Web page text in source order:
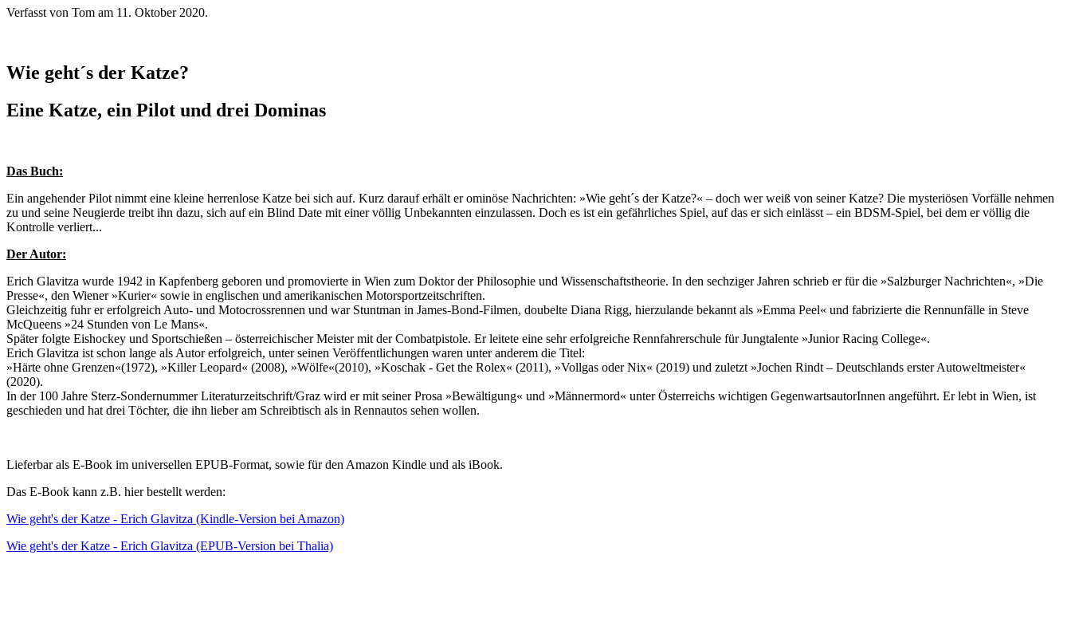
Verfasst von Tom am 11. Oktober 2020.
Wie geht´s der Katze?
Eine Katze, ein Pilot und drei Dominas
Das Buch:
Ein angehender Pilot nimmt eine kleine herrenlose Katze bei sich auf. Kurz darauf erhält er ominöse Nachrichten: »Wie geht´s der Katze?« – doch wer weiß von seiner Katze? Die mysteriösen Vorfälle nehmen
zu und seine Neugierde treibt ihn dazu, sich auf ein Blind Date mit einer völlig Unbekannten einzulassen. Doch es ist ein gefährliches Spiel, auf das er sich einlässt – ein BDSM-Spiel, bei dem er völlig die
Kontrolle verliert...
Der Autor:
Erich Glavitza wurde 1942 in Kapfenberg geboren und promovierte in Wien zum Doktor der Philosophie und Wissenschaftstheorie. In den sechziger Jahren schrieb er für die »Salzburger Nachrichten«, »Die
Presse«, den Wiener »Kurier« sowie in englischen und amerikanischen Motorsportzeitschriften.
Gleichzeitig fuhr er erfolgreich Auto- und Motocrossrennen und war Stuntman in James-Bond-Filmen, doubelte Diana Rigg, hierzulande bekannt als »Emma Peel« und fabrizierte die Rennunfälle in Steve
McQueens »24 Stunden von Le Mans«.
Später folgte Eishockey und Sportschießen – österreichischer Meister mit der Combatpistole. Er leitete eine sehr erfolgreiche Rennfahrerschule für Jungtalente »Junior Racing College«.
Erich Glavitza ist schon lange als Autor erfolgreich, unter seinen Veröffentlichungen waren unter anderem die Titel:
»Härte ohne Grenzen«(1972), »Killer Leopard« (2008), »Wölfe«(2010), »Koschak - Get the Rolex« (2011), »Vollgas oder Nix« (2019) und zuletzt »Jochen Rindt – Deutschlands erster Autoweltmeister«
(2020).
In der 100 Jahre Sterz-Sondernummer Literaturzeitschrift/Graz wird er mit seiner Prosa »Bewältigung« und »Männermord« unter Österreichs wichtigen GegenwartsautorInnen angeführt. Er lebt in Wien, ist
geschieden und hat drei Töchter, die ihn lieber am Schreibtisch als in Rennautos sehen wollen.
Lieferbar als E-Book im universellen EPUB-Format, sowie für den Amazon Kindle und als iBook.
Das E-Book kann z.B. hier bestellt werden:
Wie geht's der Katze - Erich Glavitza (Kindle-Version bei Amazon)
Wie geht's der Katze - Erich Glavitza (EPUB-Version bei Thalia)